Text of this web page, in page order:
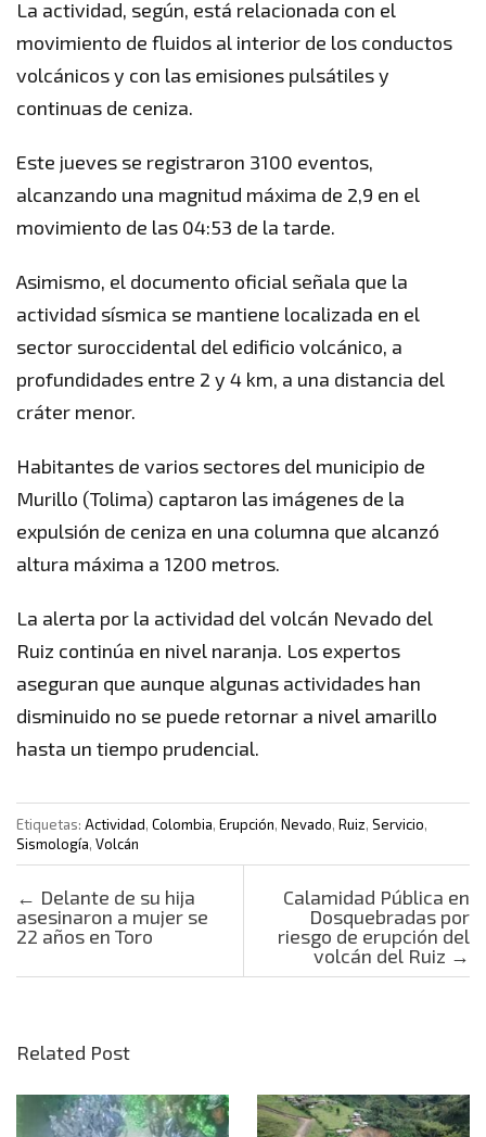
La actividad, según, está relacionada con el
movimiento de fluidos al interior de los conductos
volcánicos y con las emisiones pulsátiles y
continuas de ceniza.
Este jueves se registraron 3100 eventos,
alcanzando una magnitud máxima de 2,9 en el
movimiento de las 04:53 de la tarde.
Asimismo, el documento oficial señala que la
actividad sísmica se mantiene localizada en el
sector suroccidental del edificio volcánico, a
profundidades entre 2 y 4 km, a una distancia del
cráter menor.
Habitantes de varios sectores del municipio de
Murillo (Tolima) captaron las imágenes de la
expulsión de ceniza en una columna que alcanzó
altura máxima a 1200 metros.
La alerta por la actividad del volcán Nevado del
Ruiz continúa en nivel naranja. Los expertos
aseguran que aunque algunas actividades han
disminuido no se puede retornar a nivel amarillo
hasta un tiempo prudencial.
Etiquetas: Actividad, Colombia, Erupción, Nevado, Ruiz, Servicio,
Sismología, Volcán
Post navigation
← Delante de su hija
asesinaron a mujer se
22 años en Toro
Calamidad Pública en
Dosquebradas por
riesgo de erupción del
volcán del Ruiz →
Related Post